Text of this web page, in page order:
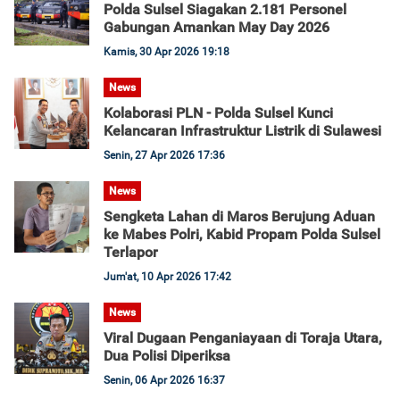
Polda Sulsel Siagakan 2.181 Personel
Gabungan Amankan May Day 2026
Kamis, 30 Apr 2026 19:18
News
Kolaborasi PLN - Polda Sulsel Kunci
Kelancaran Infrastruktur Listrik di Sulawesi
Senin, 27 Apr 2026 17:36
News
Sengketa Lahan di Maros Berujung Aduan
ke Mabes Polri, Kabid Propam Polda Sulsel
Terlapor
Jum'at, 10 Apr 2026 17:42
News
Viral Dugaan Penganiayaan di Toraja Utara,
Dua Polisi Diperiksa
Senin, 06 Apr 2026 16:37